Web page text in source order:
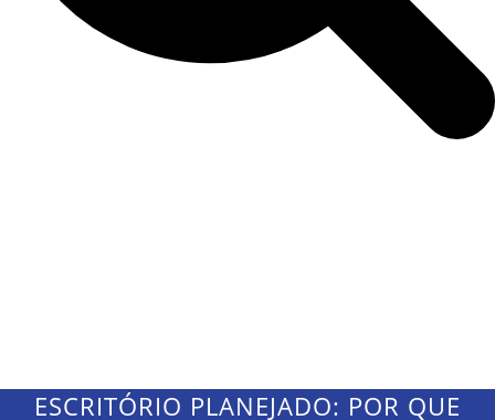
ESCRITÓRIO PLANEJADO: POR QUE